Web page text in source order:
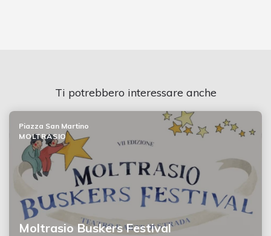
Ti potrebbero interessare anche
Moltrasio Buskers Festival
Piazza San Martino
MOLTRASIO